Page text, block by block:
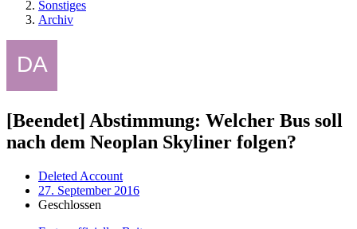
Sonstiges
Archiv
[Beendet] Abstimmung: Welcher Bus soll
nach dem Neoplan Skyliner folgen?
Deleted Account
27. September 2016
Geschlossen